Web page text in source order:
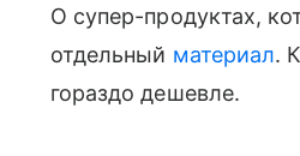
О супер-продуктах,
отдельный материал.
гораздо дешевле.